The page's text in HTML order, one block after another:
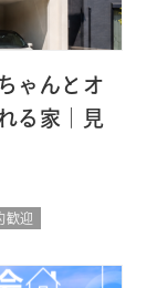
ゃんとオ
る家｜見
歓迎